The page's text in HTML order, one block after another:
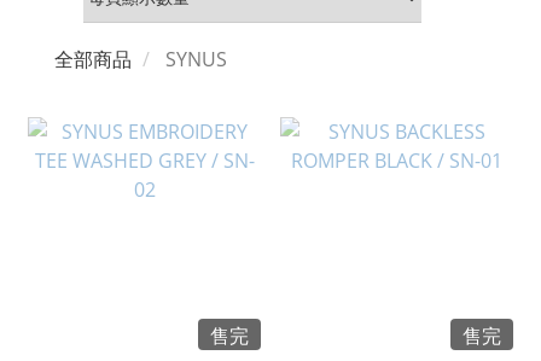
全部商品 SYNUS
售完
售完